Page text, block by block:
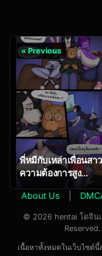
« Previous
พี่หมีกับเหล่าเพื่อนสา
ความต้องการสูง
[Chelodoy] Best
About Us
© 2026 hentai โดจิน
เนื้อหาทั้งหมดในเว็บไซต์